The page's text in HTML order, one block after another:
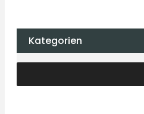
Kategorien